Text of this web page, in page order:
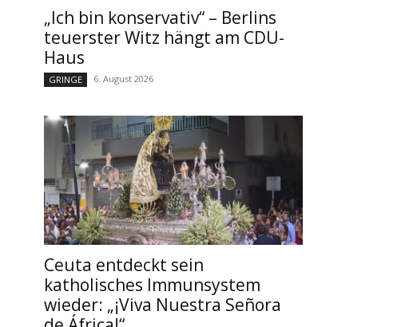
„Ich bin konservativ“ – Berlins
teuerster Witz hängt am CDU-
Haus
GRINGE 6. August 2026
Ceuta entdeckt sein
katholisches Immunsystem
wieder: „¡Viva Nuestra Señora